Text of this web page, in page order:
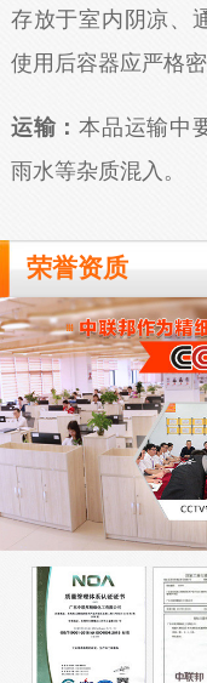
存放于室内阴凉、
使用后容器应严格
运输：本品运输中
雨水等杂质混入。
荣誉资质